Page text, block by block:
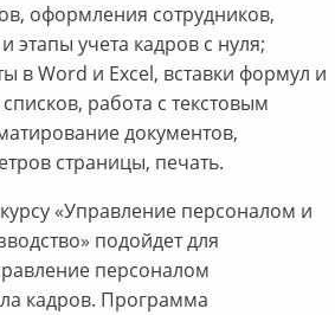
оформления сотрудников,
этапы учета кадров с нуля;
в Word и Excel, вставки формул и
работа с текстовым
документов,
страницы, печать.
«Управление персоналом и
подойдет для
персоналом
кадров. Программа